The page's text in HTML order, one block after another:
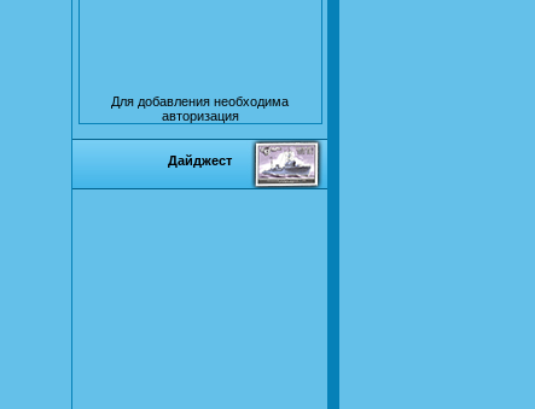
Для добавления необходима
авторизация
Дайджест